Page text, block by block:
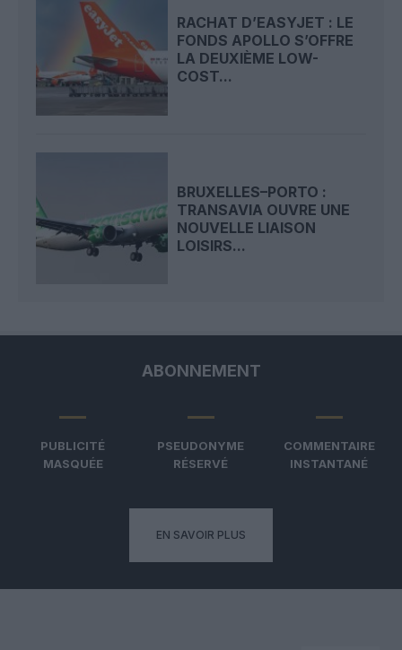
RACHAT D’EASYJET : LE
FONDS APOLLO S’OFFRE
LA DEUXIÈME LOW-
COST...
BRUXELLES–PORTO :
TRANSAVIA OUVRE UNE
NOUVELLE LIAISON
LOISIRS...
ABONNEMENT
PUBLICITÉ
MASQUÉE
PSEUDONYME
RÉSERVÉ
COMMENTAIRE
INSTANTANÉ
EN SAVOIR PLUS